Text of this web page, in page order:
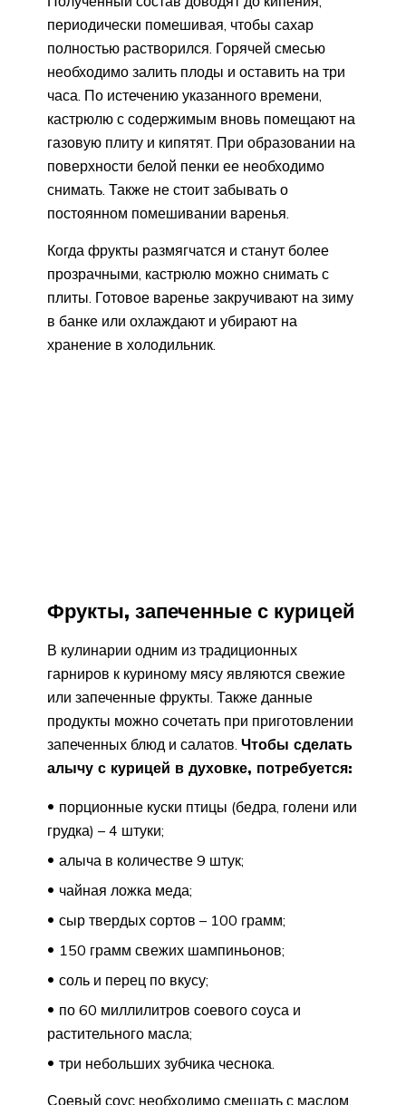
периодически помешивая, чтобы сахар
полностью растворился. Горячей смесью
необходимо залить плоды и оставить на три
часа. По истечению указанного времени,
кастрюлю с содержимым вновь помещают на
газовую плиту и кипятят. При образовании на
поверхности белой пенки ее необходимо
снимать. Также не стоит забывать о
постоянном помешивании варенья.
Когда фрукты размягчатся и станут более
прозрачными, кастрюлю можно снимать с
плиты. Готовое варенье закручивают на зиму
в банке или охлаждают и убирают на
хранение в холодильник.
Фрукты, запеченные с курицей
В кулинарии одним из традиционных
гарниров к куриному мясу являются свежие
или запеченные фрукты. Также данные
продукты можно сочетать при приготовлении
запеченных блюд и салатов. Чтобы сделать
алычу с курицей в духовке, потребуется:
порционные куски птицы (бедра, голени или
грудка) – 4 штуки;
алыча в количестве 9 штук;
чайная ложка меда;
сыр твердых сортов – 100 грамм;
150 грамм свежих шампиньонов;
соль и перец по вкусу;
по 60 миллилитров соевого соуса и
растительного масла;
три небольших зубчика чеснока.
Соевый соус необходимо смешать с маслом,